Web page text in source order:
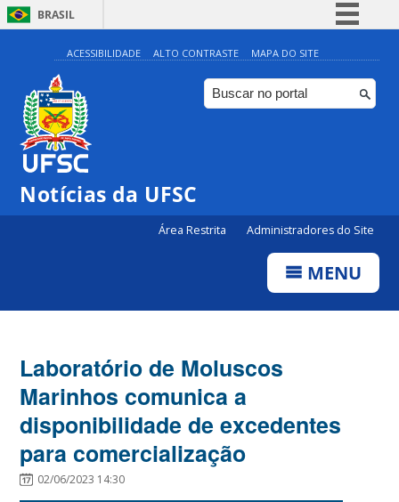
BRASIL
Simplifique!
Comunica BR
Participe
ACESSIBILIDADE ALTO CONTRASTE MAPA DO SITE
Notícias da UFSC
Área Restrita Administradores do Site
MENU
Laboratório de Moluscos
Marinhos comunica a
disponibilidade de excedentes
para comercialização
02/06/2023 14:30